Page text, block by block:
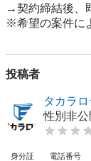
→契約締結後、
※希望の案件に
投稿者
タカラ
性別非公
身分証 電話番号